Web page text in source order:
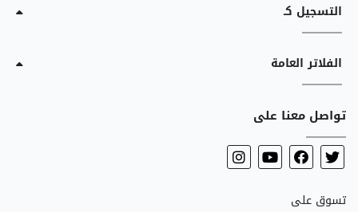
التسجيل كـ
الفلاتر العامة
تواصل معنا على
تسوق على